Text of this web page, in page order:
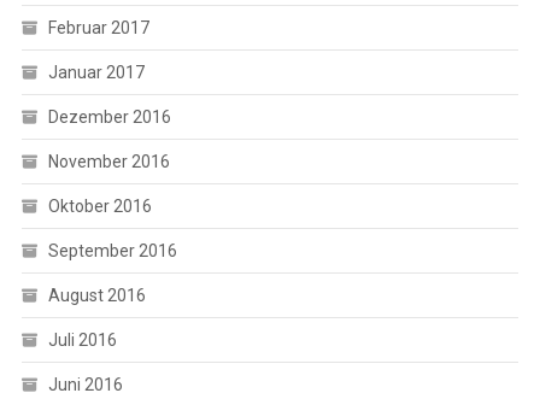
Februar 2017
Januar 2017
Dezember 2016
November 2016
Oktober 2016
September 2016
August 2016
Juli 2016
Juni 2016